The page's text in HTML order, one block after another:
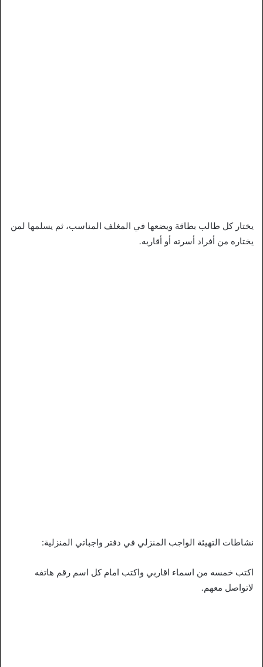
يختار كل طالب بطاقة ويضعها في المغلف المناسب، ثم يسلمها لمن
يختاره من أفراد أسرته أو أقاربه.
نشاطات التهيئة الواجب المنزلي في دفتر واجباتي المنزلية:
اكتب خمسه من اسماء اقاربي واكتب امام كل اسم رقم هاتفه
لاتواصل معهم.